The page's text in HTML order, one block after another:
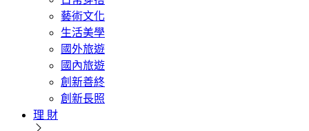
藝術文化
生活美學
國外旅遊
國內旅遊
創新善終
創新長照
理 財